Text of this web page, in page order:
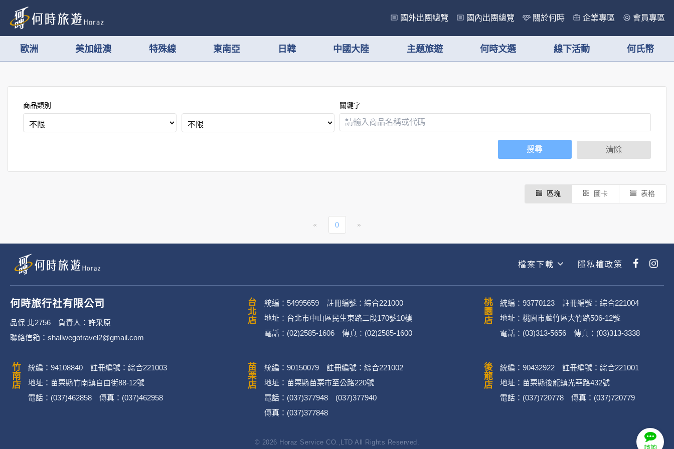
國外出團總覽 國內出團總覽 關於何時 企業專區 會員專區
歐洲 美加紐澳 特殊線 東南亞 日韓 中國大陸 主題旅遊 何時文選 線下活動 何氏幣
商品類別 關鍵字
搜尋 清除
區塊 圖卡 表格
« 0 »
檔案下載 隱私權政策
何時旅行社有限公司
品保 北2756 負責人：許采原
聯絡信箱：shallwegotravel2@gmail.com
台北店
統編：54995659 註冊編號：綜合221000
地址：台北市中山區民生東路二段170號10樓
電話：(02)2585-1606 傳真：(02)2585-1600
桃園店
統編：93770123 註冊編號：綜合221004
地址：桃園市蘆竹區大竹路506-12號
電話：(03)313-5656 傳真：(03)313-3338
竹南店
統編：94108840 註冊編號：綜合221003
地址：苗栗縣竹南鎮自由街88-12號
電話：(037)462858 傳真：(037)462958
苗栗店
統編：90150079 註冊編號：綜合221002
地址：苗栗縣苗栗市至公路220號
電話：(037)377948 (037)377940
傳真：(037)377848
後龍店
統編：90432922 註冊編號：綜合221001
地址：苗栗縣後龍鎮光華路432號
電話：(037)720778 傳真：(037)720779
© 2026 Horaz Service CO.,LTD All Rights Reserved.